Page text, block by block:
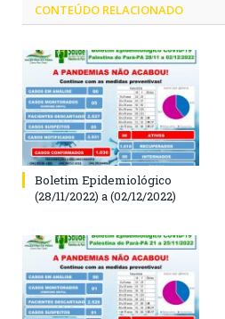
CONTEÚDO RELACIONADO
Boletim Epidemiológico
(28/11/2022) a (02/12/2022)